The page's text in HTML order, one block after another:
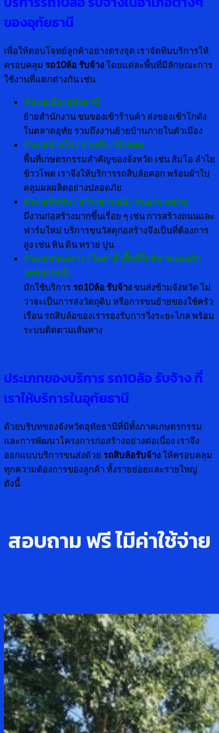
ของอุทัยธานี
เพื่อให้ตอบโจทย์ลูกค้าอย่างตรงจุด เราจัดทีมบริการให้
ครอบคลุม รถ10ล้อ รับจ้างโดยแต่ละพื้นที่มีลักษณะการ
ใช้งานที่แตกต่างกัน เช่น
อำเภอเมืองอุทัยธานี
ย้ายสำนักงาน ขนของเข้าร้านค้า ส่งของเข้าโกดัง
ในตลาดอุทัย รวมถึงงานย้ายบ้านภายในตัวเมือง
อำเภอบ้านไร่ / ลานสัก / ห้วยคต
พื้นที่เกษตรกรรมสำคัญของจังหวัด เช่น ส้มโอ ลำไย
ข้าวโพด เราจึงให้บริการรถสิบล้อคอก พร้อมผ้าใบ
คลุมผลผลิตอย่างปลอดภัย
อำเภอทัพทัน / สว่างอารมณ์ / หนองขาหย่าง
มีงานก่อสร้างมากขึ้นเรื่อย ๆ เช่น การสร้างถนนและ
ฟาร์มใหม่ บริการขนวัสดุก่อสร้างจึงเป็นที่ต้องการ
สูง เช่น หิน ดิน ทราย ปูน
อำเภอหนองฉาง / ไพศาลี (พื้นที่ใกล้ชายแดนกับ
นครสวรรค์)
มักใช้บริการ รถ10ล้อ รับจ้างขนส่งข้ามจังหวัด ไม่
ว่าจะเป็นการส่งวัตถุดิบ หรือการขนย้ายของใช้ครัว
เรือน รถสิบล้อของเรารองรับการวิ่งระยะไกล พร้อม
ระบบติดตามเส้นทาง
ประเภทของบริการ รถ10ล้อ รับจ้าง ที่
เราให้บริการในอุทัยธานี
ด้วยบริบทของจังหวัดอุทัยธานีที่มีทั้งภาคเกษตรกรรม
และการพัฒนาโครงการก่อสร้างอย่างต่อเนื่อง เราจึง
ออกแบบบริการขนส่งด้วย รถสิบล้อรับจ้างให้ครอบคลุม
ทุกความต้องการของลูกค้า ทั้งรายย่อยและรายใหญ่
ดังนี้
สอบถาม ฟรี ไ่มีค่าใช้จ่าย